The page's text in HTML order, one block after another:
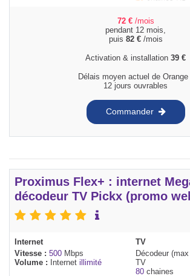
72 € /mois
pendant 12 mois,
puis 82 €/mois
Activation & installation 39 €
Délais moyen actuel de Orange
12 jours ouvrables
Commander
Proximus Flex+ : internet
décodeur TV Pickx (promo
Internet
Vitesse : 500 Mbps
Volume :
Internet illimité
TV
Décodeur
TV
80 chaines